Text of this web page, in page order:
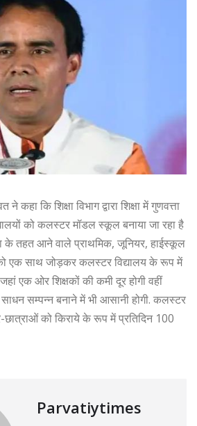
ने कहा कि शिक्षा विभाग द्वारा शिक्षा में गुणवत्ता
को कलस्टर मॉडल स्कूल बनाया जा रहा है
के तहत आने वाले प्राथमिक, जूनियर, हाईस्कूल
को एक साथ जोड़कर कलस्टर विद्यालय के रूप में
एक ओर शिक्षकों की कमी दूर होगी वहीं
सम्पन्न बनाने में भी आसानी होगी. कलस्टर
छात्राओं को किराये के रूप में प्रतिदिन 100
Parvatiytimes